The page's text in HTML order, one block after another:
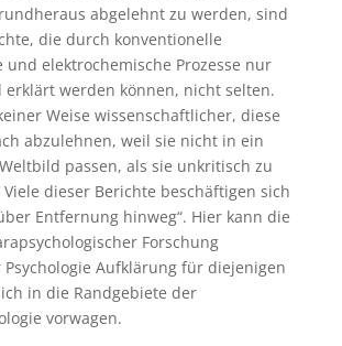
abgelehnt zu werden, sind
die durch konventionelle
und elektrochemische Prozesse nur
erklärt werden können, nicht selten.
Weise wissenschaftlicher, diese
abzulehnen, weil sie nicht in ein
passen, als sie unkritisch zu
dieser Berichte beschäftigen sich
Entfernung hinweg“. Hier kann die
Forschung
Aufklärung für diejenigen
in die Randgebiete der
vorwagen.